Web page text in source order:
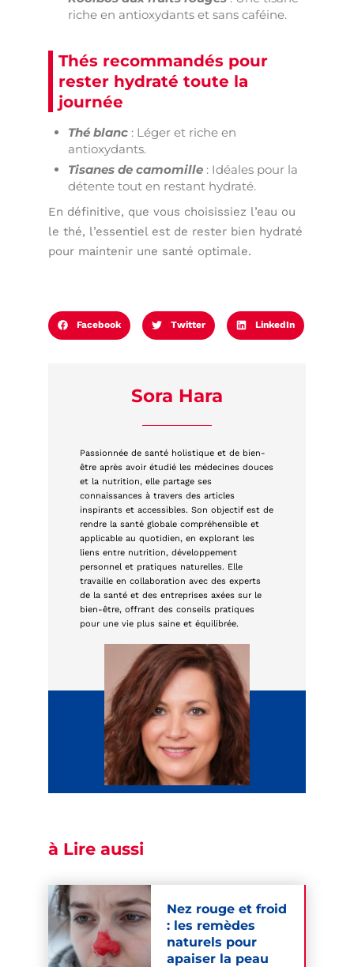
riche en antioxydants et sans caféine.
Thés recommandés pour
rester hydraté toute la
journée
Thé blanc : Léger et riche en
antioxydants.
Tisanes de camomille : Idéales pour la
détente tout en restant hydraté.
En définitive, que vous choisissiez l’eau ou
le thé, l’essentiel est de rester bien hydraté
pour maintenir une santé optimale.
Facebook Twitter LinkedIn
Sora Hara
Passionnée de santé holistique et de bien-
être après avoir étudié les médecines douces
et la nutrition, elle partage ses
connaissances à travers des articles
inspirants et accessibles. Son objectif est de
rendre la santé globale compréhensible et
applicable au quotidien, en explorant les
liens entre nutrition, développement
personnel et pratiques naturelles. Elle
travaille en collaboration avec des experts
de la santé et des entreprises axées sur le
bien-être, offrant des conseils pratiques
pour une vie plus saine et équilibrée.
à Lire aussi
Nez rouge et froid
: les remèdes
naturels pour
apaiser la peau